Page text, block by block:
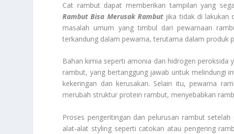
Cat rambut dapat memberikan tampilan yang
Rambut Bisa Merusak Rambut jika tidak di lakukan
masalah umum yang timbul dari pewarnaan
terkandung dalam pewarna, terutama dalam produk
Bahan kimia seperti amonia dan hidrogen
rambut, yang bertanggung jawab untuk melindungi
kekeringan dan kerusakan. Selain itu, pewarna
merubah struktur protein rambut, menyebabkan
Proses pengeritingan dan pelurusan rambut
alat-alat styling seperti catokan atau pengering